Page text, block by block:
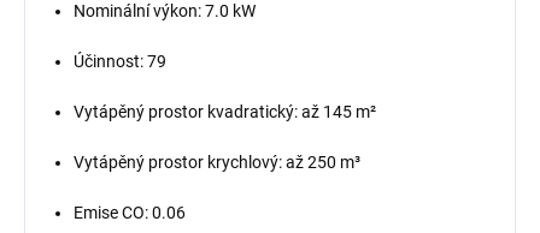
Nominální výkon:7.0 kW
Účinnost:79
Vytápěný prostor kvadratický: až 145 m²
Vytápěný prostor krychlový: až 250 m³
Emise CO:0.06